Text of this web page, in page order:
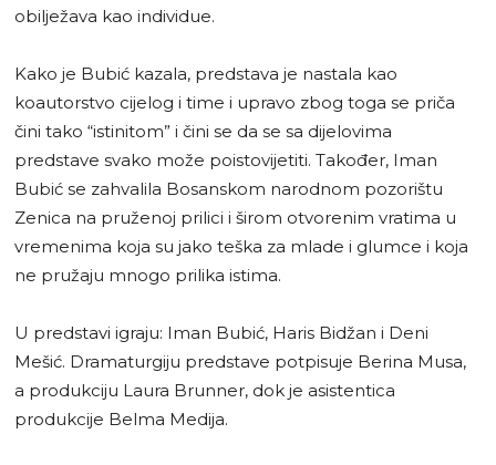
obilježava kao individue.
Kako je Bubić kazala, predstava je nastala kao
koautorstvo cijelog i time i upravo zbog toga se priča
čini tako “istinitom” i čini se da se sa dijelovima
predstave svako može poistovijetiti. Također, Iman
Bubić se zahvalila Bosanskom narodnom pozorištu
Zenica na pruženoj prilici i širom otvorenim vratima u
vremenima koja su jako teška za mlade i glumce i koja
ne pružaju mnogo prilika istima.
U predstavi igraju: Iman Bubić, Haris Bidžan i Deni
Mešić. Dramaturgiju predstave potpisuje Berina Musa,
a produkciju Laura Brunner, dok je asistentica
produkcije Belma Medija.